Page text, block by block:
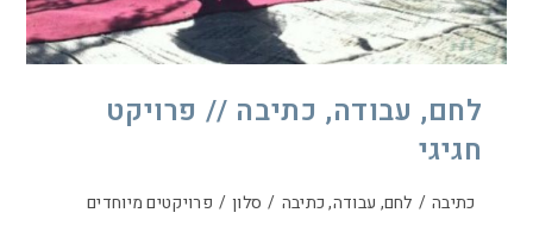
לחם, עבודה, כתיבה // פרויקט
חגיגי
כתיבה / לחם, עבודה, כתיבה / סלון / פרויקטים מיוחדים